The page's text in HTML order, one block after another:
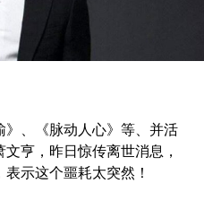
、《脉动人心》等、并活
亨，昨日惊传离世消息，
示这个噩耗太突然！